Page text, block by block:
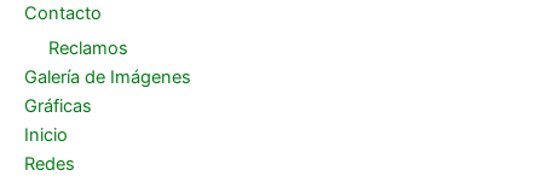
Contacto
Reclamos
Galería de Imágenes
Gráficas
Inicio
Redes